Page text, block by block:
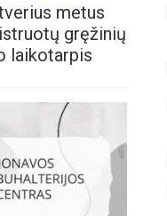
metus
gręžinių
laikotarpis